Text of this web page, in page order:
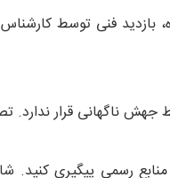
بازدید فنی توسط
منابع رسمی پیگیری